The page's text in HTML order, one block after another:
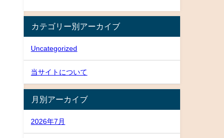
カテゴリー別アーカイブ
Uncategorized
当サイトについて
月別アーカイブ
2026年7月